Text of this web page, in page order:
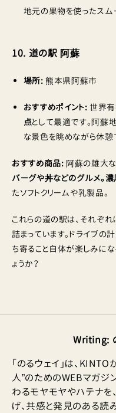
地元の果物を使ったスム
10. 道の駅 阿蘇
場所: 熊本県阿蘇市
おすすめポイント: 世界
点として最適です。阿蘇
な景色を眺めながら休憩
おすすめ商品: 阿蘇の雄大な
バーグや丼などのグルメ。
たソフトクリームや乳製品。
これらの道の駅は、それぞれ
詰まっています。ドライブの
ち寄ること自体が楽しみに
ょうか？
Writing:
「のるウェイ」は、
人”のためのWEBマガジ
わるモヤモヤやハテナを
げ、共感と発見のある読